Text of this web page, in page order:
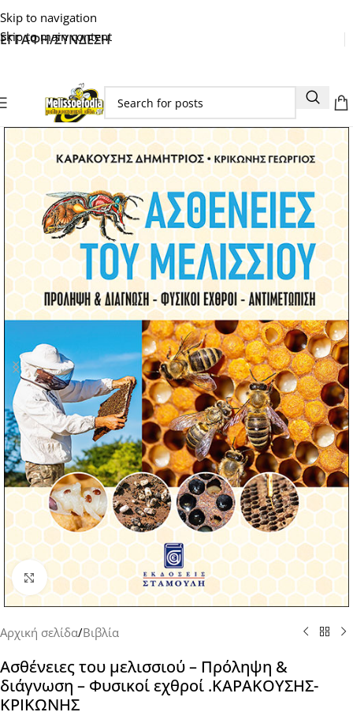
Skip to navigation
Skip to main content
ΕΓΓΑΦΗ/ΣΥΝΔΕΣΗ
Click to enlarge
Αρχική σελίδα/Βιβλία
Ασθένειες του μελισσιού – Πρόληψη &
διάγνωση – Φυσικοί εχθροί .ΚΑΡΑΚΟΥΣΗΣ-
ΚΡΙΚΩΝΗΣ